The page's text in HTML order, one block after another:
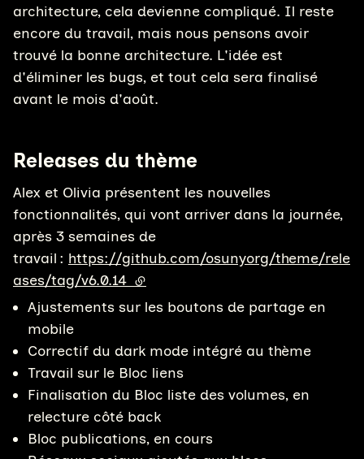
architecture, cela devienne compliqué. Il reste
encore du travail, mais nous pensons avoir
trouvé la bonne architecture. L'idée est
d'éliminer les bugs, et tout cela sera finalisé
avant le mois d'août.
Releases du thème
Alex et Olivia présentent les nouvelles
fonctionnalités, qui vont arriver dans la journée,
après 3 semaines de
travail : https://github.com/osunyorg/theme/rele
ases/tag/v6.0.14 (lien externe)
Ajustements sur les boutons de partage en
mobile
Correctif du dark mode intégré au thème
Travail sur le Bloc liens
Finalisation du Bloc liste des volumes, en
relecture côté back
Bloc publications, en cours